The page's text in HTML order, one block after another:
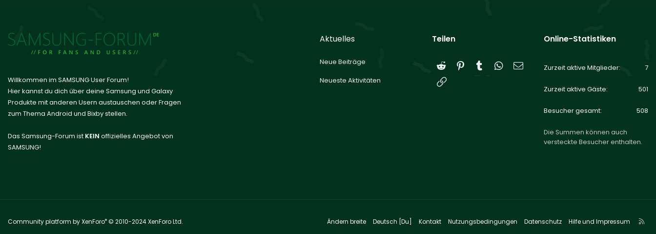
Willkommen im SAMSUNG User Forum!
Hier kannst du dich über deine Samsung und Galaxy
Produkte mit anderen Usern austauschen oder Fragen
zum Thema Android und Bixby stellen.
Das Samsung-Forum ist KEIN offizielles Angebot von
SAMSUNG!
Aktuelles
Neue Beiträge
Neueste Aktivitäten
Teilen
Reddit Pinterest
Tumblr WhatsApp
E-Mail
Online-Statistiken
Zurzeit aktive Mitglieder 7
Zurzeit aktive Gäste 501
Besucher gesamt 508
Die Summen können auch
versteckte Besucher enthalten.
Community platform by XenForo® © 2010-2024 XenForo Ltd. Ändern breite Deutsch [Du] Kontakt Nutzungsbedingungen Datenschutz Hilfe und Impressum
R